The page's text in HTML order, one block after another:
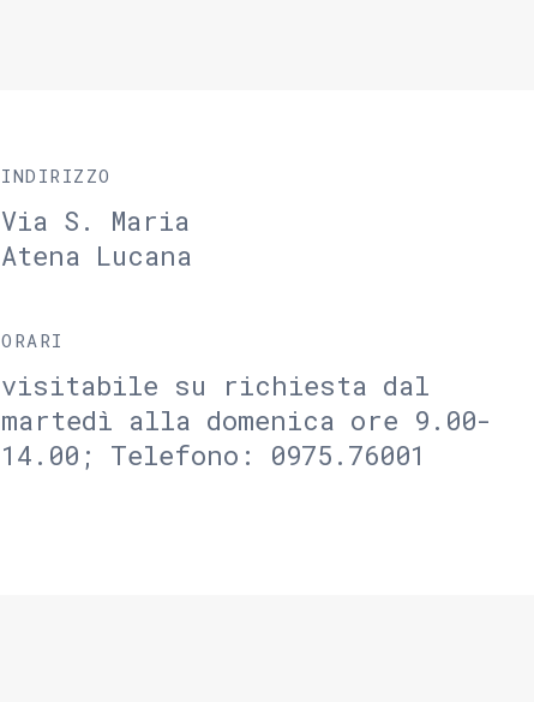
INDIRIZZO
Via S. Maria
Atena Lucana
ORARI
visitabile su richiesta dal
martedì alla domenica ore 9.00-
14.00; Telefono: 0975.76001